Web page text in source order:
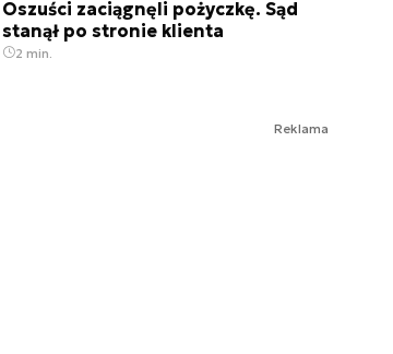
Oszuści zaciągnęli pożyczkę. Sąd
stanął po stronie klienta
2 min.
Reklama